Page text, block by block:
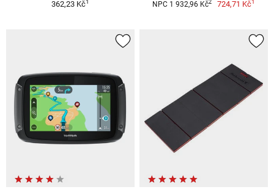
362,23 Kč1 NPC 1 932,96 Kč2 724,71 Kč1